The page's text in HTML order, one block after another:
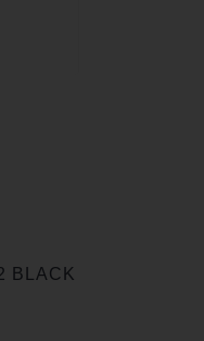
BLACK